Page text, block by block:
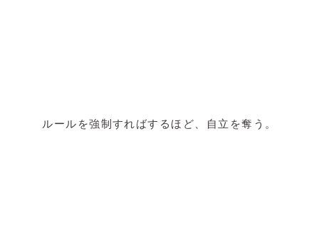
ルールを強制すればするほど、自立を奪う。